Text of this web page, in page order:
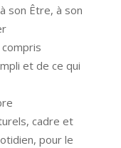
son Être, à son
et de ce qui
cadre et
pour le